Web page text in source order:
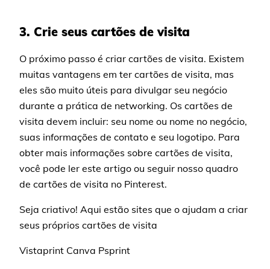
3. Crie seus cartões de visita
O próximo passo é criar cartões de visita. Existem
muitas vantagens em ter cartões de visita, mas
eles são muito úteis para divulgar seu negócio
durante a prática de networking. Os cartões de
visita devem incluir: seu nome ou nome no negócio,
suas informações de contato e seu logotipo. Para
obter mais informações sobre cartões de visita,
você pode ler este artigo ou seguir nosso quadro
de cartões de visita no Pinterest.
Seja criativo! Aqui estão sites que o ajudam a criar
seus próprios cartões de visita
Vistaprint Canva Psprint